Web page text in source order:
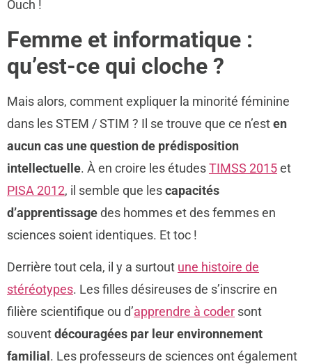
Ouch !
Femme et informatique :
qu’est-ce qui cloche ?
Mais alors, comment expliquer la minorité féminine
dans les STEM / STIM ? Il se trouve que ce n’esten
aucun cas une question de prédisposition
intellectuelle. À en croire les étudesTIMSS 2015et
PISA 2012, il semble que lescapacités
d’apprentissagedes hommes et des femmes en
sciences soient identiques. Et toc !
Derrière tout cela, il y a surtout une histoire de
stéréotypes. Les filles désireuses de s’inscrire en
filière scientifique ou d’apprendre à coder sont
souventdécouragées par leur environnement
familial . Les professeurs de sciences ont également